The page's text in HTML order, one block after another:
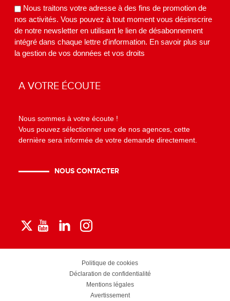
Nous traitons votre adresse à des fins de promotion de
nos activités. Vous pouvez à tout moment vous désinscrire
de notre newsletter en utilisant le lien de désabonnement
intégré dans chaque lettre d'information. En savoir plus sur
la gestion de vos données et vos droits
A VOTRE ÉCOUTE
Nous sommes à votre écoute !
Vous pouvez sélectionner une de nos agences, cette
dernière sera informée de votre demande directement.
NOUS CONTACTER
Politique de cookies
Déclaration de confidentialité
Mentions légales
Avertissement